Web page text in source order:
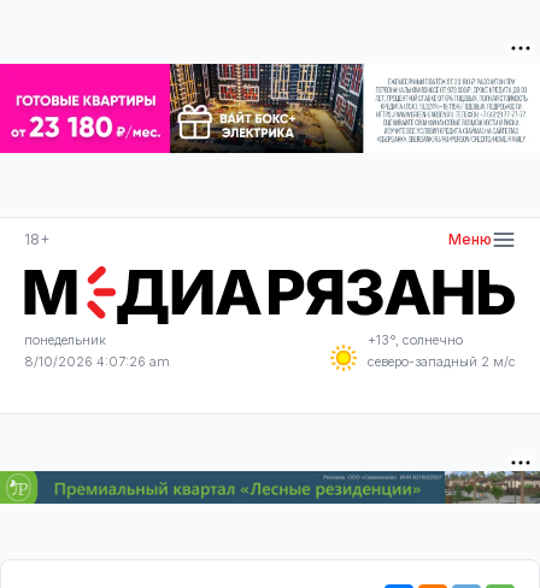
18+ Меню
понедельник
8/10/2026 4:07:26 am
+13°, солнечно
северо-западный 2 м/с